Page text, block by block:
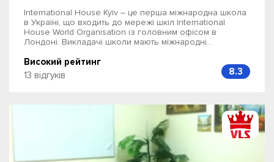
International House Kyiv – це перша міжнародна школа
в Україні, що входить до мережі шкіл International
House World Organisation із головним офісом в
Лондоні. Викладачі школи мають міжнародні...
Високий рейтинг
13 відгуків
8.3